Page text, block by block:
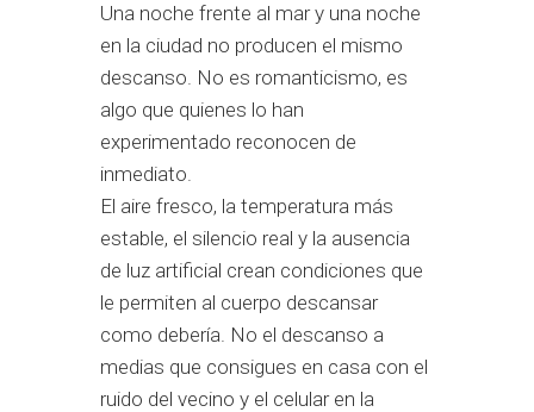
Una noche frente al mar y una noche
en la ciudad no producen el mismo
descanso. No es romanticismo, es
algo que quienes lo han
experimentado reconocen de
inmediato.
El aire fresco, la temperatura más
estable, el silencio real y la ausencia
de luz artificial crean condiciones que
le permiten al cuerpo descansar
como debería. No el descanso a
medias que consigues en casa con el
ruido del vecino y el celular en la